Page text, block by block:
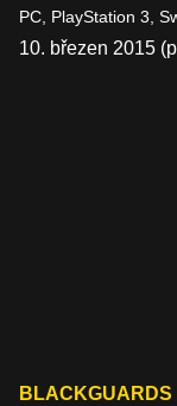
PC, PlayStation 3,
10. březen 2015
BLACKGUARDS